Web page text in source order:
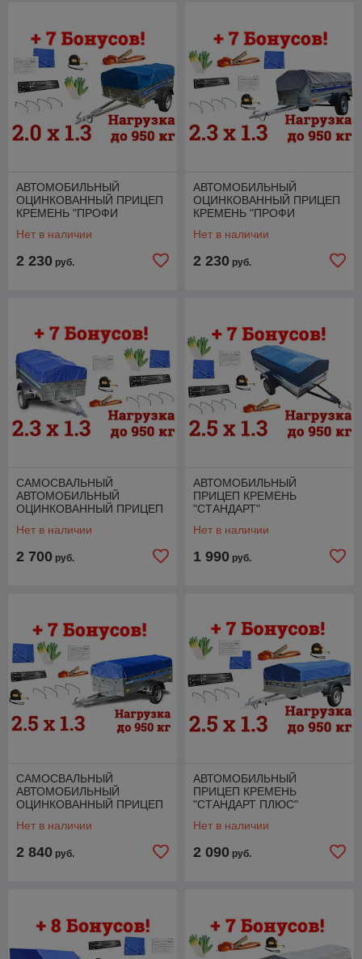
АВТОМОБИЛЬНЫЙ
ОЦИНКОВАННЫЙ ПРИЦЕП
КРЕМЕНЬ "ПРОФИ
0,35М, ДО 1300 КГ) + 7
Нет в наличии
2 230 руб.
АВТОМОБИЛЬНЫЙ
ОЦИНКОВАННЫЙ ПРИЦЕП
КРЕМЕНЬ "ПРОФИ
0,43М, ДО 1300 КГ) + 7
Нет в наличии
2 230 руб.
САМОСВАЛЬНЫЙ
АВТОМОБИЛЬНЫЙ
ОЦИНКОВАННЫЙ ПРИЦЕП
(2,3 Х 1,3 Х 0,31М, ДО 1500
Нет в наличии
2 700 руб.
АВТОМОБИЛЬНЫЙ
ПРИЦЕП КРЕМЕНЬ
"СТАНДАРТ"
КГ.) + 7 БОНУСОВ!
Нет в наличии
1 990 руб.
САМОСВАЛЬНЫЙ
АВТОМОБИЛЬНЫЙ
ОЦИНКОВАННЫЙ ПРИЦЕП
(2,5Х1,3Х0,5М, ДО 1500 КГ)
Нет в наличии
2 840 руб.
АВТОМОБИЛЬНЫЙ
ПРИЦЕП КРЕМЕНЬ
"СТАНДАРТ ПЛЮС"
КГ.) + 7 БОНУСОВ!
Нет в наличии
2 090 руб.